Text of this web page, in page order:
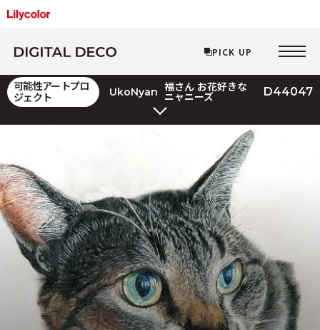
PICK UP
PICK UP
Layered Line
可能性アートプロ
ジェクト
UkoNyan 福さん お花好きな
ニャニーズ D44047